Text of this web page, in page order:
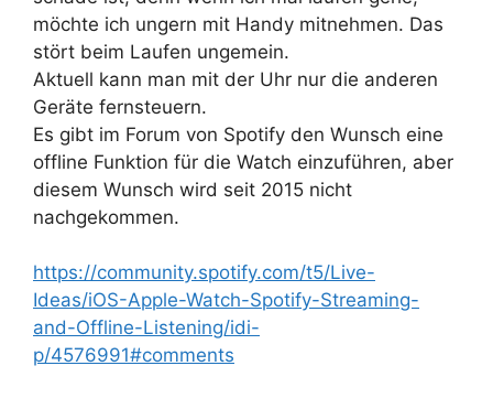
möchte ich ungern mit Handy mitnehmen. Das
stört beim Laufen ungemein.
Aktuell kann man mit der Uhr nur die anderen
Geräte fernsteuern.
Es gibt im Forum von Spotify den Wunsch eine
offline Funktion für die Watch einzuführen, aber
diesem Wunsch wird seit 2015 nicht
nachgekommen.
https://community.spotify.com/t5/Live-
Ideas/iOS-Apple-Watch-Spotify-Streaming-
and-Offline-Listening/idi-
p/4576991#comments